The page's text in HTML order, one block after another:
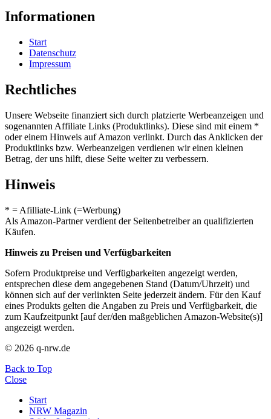
Informationen
Start
Datenschutz
Impressum
Rechtliches
Unsere Webseite finanziert sich durch platzierte Werbeanzeigen und
sogenannten Affiliate Links (Produktlinks). Diese sind mit einem *
oder einem Hinweis auf Amazon verlinkt. Durch das Anklicken der
Produktlinks bzw. Werbeanzeigen verdienen wir einen kleinen
Betrag, der uns hilft, diese Seite weiter zu verbessern.
Hinweis
* = Afilliate-Link (=Werbung)
Als Amazon-Partner verdient der Seitenbetreiber an qualifizierten
Käufen.
Hinweis zu Preisen und Verfügbarkeiten
Sofern Produktpreise und Verfügbarkeiten angezeigt werden,
entsprechen diese dem angegebenen Stand (Datum/Uhrzeit) und
können sich auf der verlinkten Seite jederzeit ändern. Für den Kauf
eines Produkts gelten die Angaben zu Preis und Verfügbarkeit, die
zum Kaufzeitpunkt [auf der/den maßgeblichen Amazon-Website(s)]
angezeigt werden.
© 2026 q-nrw.de
Back to Top
Close
Start
NRW Magazin